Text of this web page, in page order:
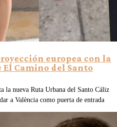
europea con la
Camino del Santo
la nueva Ruta Urbana del Santo Cáliz
a València como puerta de entrada